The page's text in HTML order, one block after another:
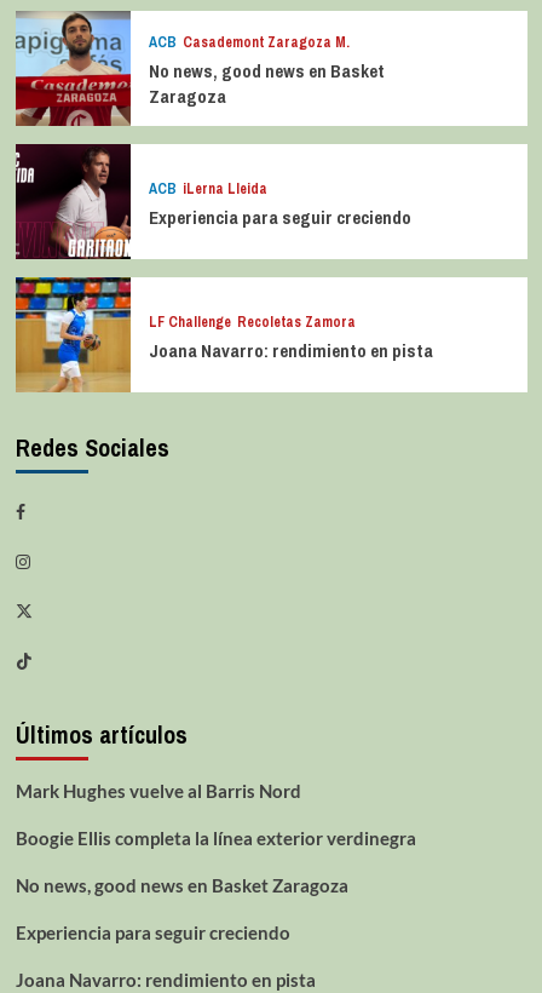
ACB Casademont Zaragoza M.
No news, good news en Basket
Zaragoza
ACB iLerna Lleida
Experiencia para seguir creciendo
LF Challenge Recoletas Zamora
Joana Navarro: rendimiento en pista
Redes Sociales
Últimos artículos
Mark Hughes vuelve al Barris Nord
Boogie Ellis completa la línea exterior verdinegra
No news, good news en Basket Zaragoza
Experiencia para seguir creciendo
Joana Navarro: rendimiento en pista